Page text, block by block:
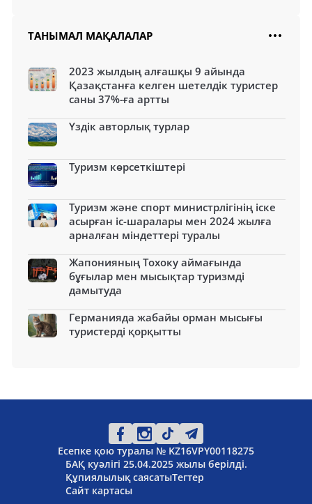
ТАНЫМАЛ МАҚАЛАЛАР
2023 жылдың алғашқы 9 айында
Қазақстанға келген шетелдік туристер
саны 37%-ға артты
Үздік авторлық турлар
Туризм көрсеткіштері
Туризм және спорт министрлігінің іске
асырған іс-шаралары мен 2024 жылға
арналған міндеттері туралы
Жапонияның Тохоку аймағында
бұғылар мен мысықтар туризмді
дамытуда
Германияда жабайы орман мысығы
туристерді қорқытты
Есепке қою туралы № KZ16VPY00118275
БАҚ куәлігі 25.04.2025 жылы берілді.
Құпиялылық саясатыТегтер
Сайт картасы